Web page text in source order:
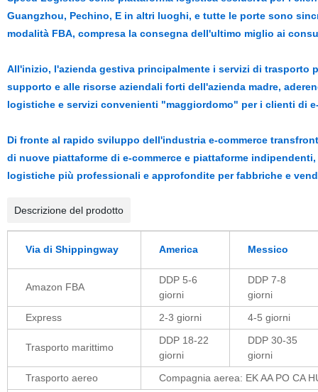
Guangzhou, Pechino, E in altri luoghi, e tutte le porte sono
modalità FBA, compresa la consegna dell'ultimo miglio ai
All'inizio, l'azienda gestiva principalmente i servizi di trasporto
supporto e alle risorse aziendali forti dell'azienda madre,
logistiche e servizi convenienti "maggiordomo" per i clienti di
Di fronte al rapido sviluppo dell'industria e-commerce
di nuove piattaforme di e-commerce e piattaforme
logistiche più professionali e approfondite per fabbriche e
Descrizione del prodotto
Via di Shippingway America Messico
Amazon FBA
DDP 5-6
giorni
DDP 7-8
giorni
Express
2-3 giorni 4-5 giorni
Trasporto marittimo
DDP 18-22
giorni
DDP 30-35
giorni
Trasporto aereo
Compagnia aerea: EK AA PO CA